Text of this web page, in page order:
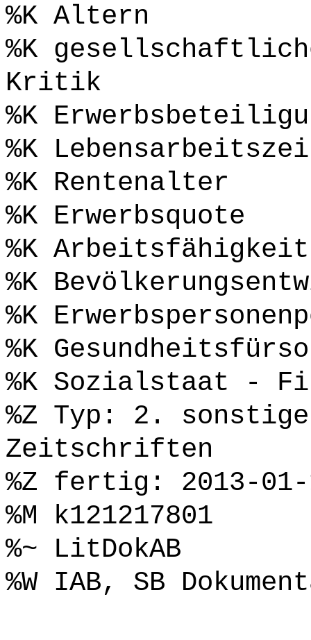
%K Altern
%K
Kritik
%K
%K
%K Rentenalter
%K Erwerbsquote
%K Arbeitsfähigkeit
%K
%K
%K
%K Sozialstaat -
%Z Typ: 2.
Zeitschriften
%Z fertig: 2013-01-
%M k121217801
%~ LitDokAB
%W IAB, SB